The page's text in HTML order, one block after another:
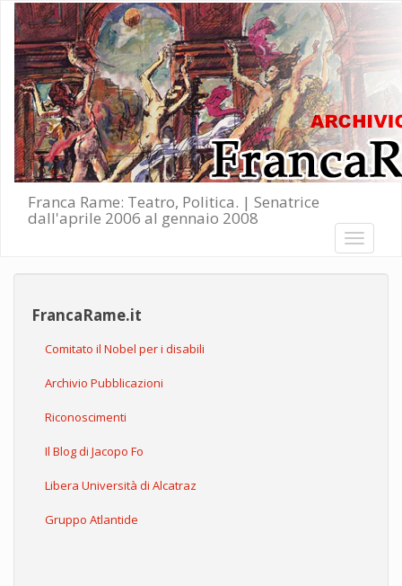
Salta al contenuto principale
Franca Rame: Teatro, Politica. | Senatrice
dall'aprile 2006 al gennaio 2008
Toggle
FrancaRame.it
Comitato il Nobel per i disabili
Archivio Pubblicazioni
Riconoscimenti
Il Blog di Jacopo Fo
Libera Università di Alcatraz
Gruppo Atlantide